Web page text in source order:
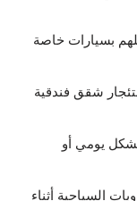
بسيارات خاصة
شقق فندقية
يومي أو
السياحية أثناء